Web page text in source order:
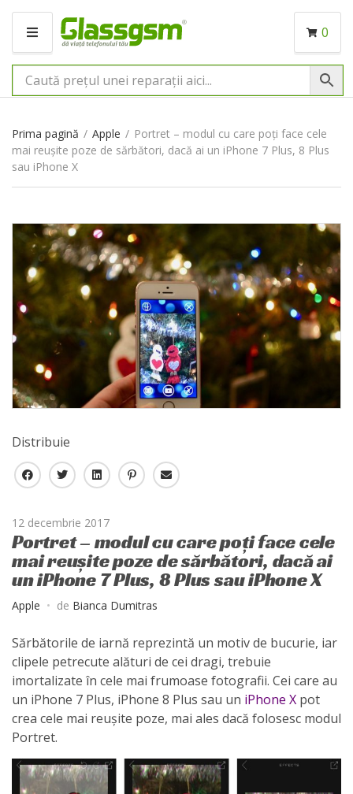
M
N
I
0
Prima pagină / Apple / Portret – modul cu care poți face cele
mai reușite poze de sărbători, dacă ai un iPhone 7 Plus, 8 Plus
sau iPhone X
Distribuie
F
e
b
o
o
k
T
i
t
t
e
r
L
n
k
e
d
I
P
t
e
r
e
t
E
i
l
12 decembrie 2017
Portret – modul cu care poți face cele
mai reușite poze de sărbători, dacă ai
un iPhone 7 Plus, 8 Plus sau iPhone X
Apple de Bianca Dumitras
Sărbătorile de iarnă reprezintă un motiv de bucurie, iar
clipele petrecute alături de cei dragi, trebuie
imortalizate în cele mai frumoase fotografii. Cei care au
un iPhone 7 Plus, iPhone 8 Plus sau un iPhone X pot
crea cele mai reușite poze, mai ales dacă folosesc modul
Portret.